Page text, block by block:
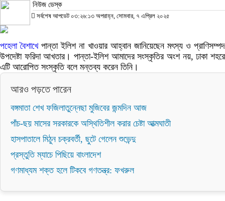
নিউজ ডেস্ক
সর্বশেষ আপডেট ০৩:২৬:১৩ অপরাহ্ন, সোমবার, ৭ এপ্রিল ২০২৫
পহেলা বৈশাখেপান্তা ইলিশ না খাওয়ার আহ্বান জানিয়েছেন মৎস্য ও প্রাণিসম্পদ
উপদেষ্টা ফরিদা আখতার। পান্তা-ইলিশ আমাদের সংস্কৃতির অংশ নয়, ঢাকা শহরে
এটি আরোপিত সংস্কৃতি বলে মন্তব্য করেন তিনি।
আরও পড়তে পারেন
বঙ্গমাতা শেখ ফজিলাতুন্নেছা মুজিবের জন্মদিন আজ
পাঁচ-ছয় মাসের সরকারকে অস্থিতিশীল করার চেষ্টা আত্মঘাতী
হাসপাতালে মিঠুন চক্রবর্তী, ছুটে গেলেন শুভেন্দু
প্রস্তুতি ম্যাচে পিছিয়ে বাংলাদেশ
গণমাধ্যম শক্ত হলে টিকবে গণতন্ত্র: ফখরুল